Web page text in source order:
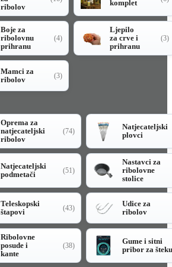
ribolov
komplet
Boje za
ribolovnu
prihranu
(4)
Ljepilo
za crve i
prihranu
(3)
Mamci za
ribolov
(3)
Oprema za
natjecateljski
ribolov
(74)
Natjecateljski
plovci
Natjecateljski
podmetači
(51)
Nastavci za
ribolovne
stolice
Teleskopski
štapovi
(43)
Udice za
ribolov
Ribolovne
posude i
kante
(38)
Gume i sitni
pribor za šteku